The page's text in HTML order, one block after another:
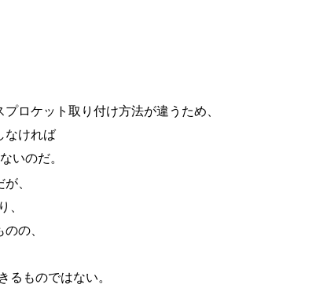
ロケット取り付け方法が違うため、
なければ
いのだ。
、
、
の、
ものではない。